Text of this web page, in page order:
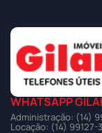
WHATSAPP
Administração: (14)
Locação: (14) 99127-